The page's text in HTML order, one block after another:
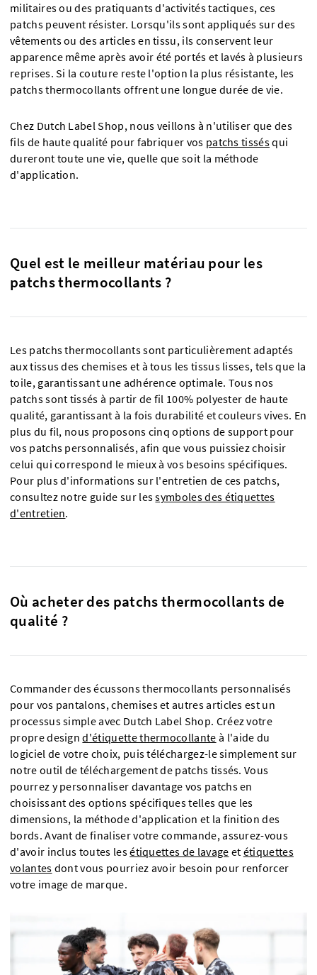
militaires ou des pratiquants d'activités tactiques, ces
patchs peuvent résister. Lorsqu'ils sont appliqués sur des
vêtements ou des articles en tissu, ils conservent leur
apparence même après avoir été portés et lavés à plusieurs
reprises. Si la couture reste l'option la plus résistante, les
patchs thermocollants offrent une longue durée de vie.
Chez Dutch Label Shop, nous veillons à n'utiliser que des
fils de haute qualité pour fabriquer vos patchs tissésqui
dureront toute une vie, quelle que soit la méthode
d'application.
Quel est le meilleur matériau pour les
patchs thermocollants ?
Les patchs thermocollants sont particulièrement adaptés
aux tissus des chemises et à tous les tissus lisses, tels que la
toile, garantissant une adhérence optimale. Tous nos
patchs sont tissés à partir de fil 100% polyester de haute
qualité, garantissant à la fois durabilité et couleurs vives. En
plus du fil, nous proposons cinq options de support pour
vos patchs personnalisés, afin que vous puissiez choisir
celui qui correspond le mieux à vos besoins spécifiques.
Pour plus d'informations sur l'entretien de ces patchs,
consultez notre guide sur lessymboles des étiquettes
d'entretien.
Où acheter des patchs thermocollants de
qualité ?
Commander des écussons thermocollants personnalisés
pour vos pantalons, chemises et autres articles est un
processus simple avec Dutch Label Shop. Créez votre
propre designd'étiquette thermocollante à l'aide du
logiciel de votre choix, puis téléchargez-le simplement sur
notre outil de téléchargement de patchs tissés. Vous
pourrez y personnaliser davantage vos patchs en
choisissant des options spécifiques telles que les
dimensions, la méthode d'application et la finition des
bords. Avant de finaliser votre commande, assurez-vous
d'avoir inclus toutes lesétiquettes de lavage et étiquettes
volantes dont vous pourriez avoir besoin pour renforcer
votre image de marque.